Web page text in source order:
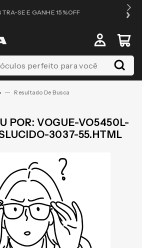
SE E GANHE 15%OFF
para você
VOGUE-VO5450L-
3037-55.HTML